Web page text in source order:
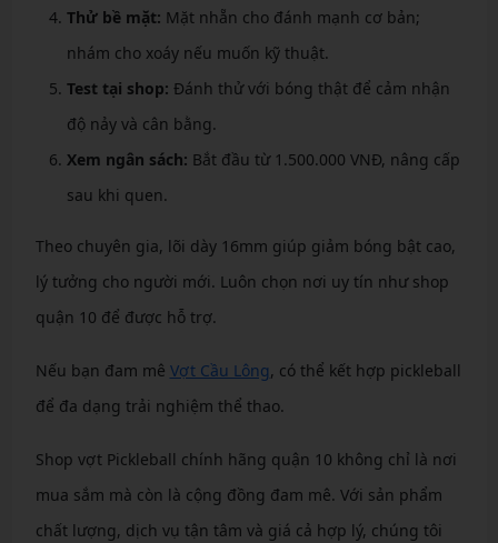
Thử bề mặt: Mặt nhẵn cho đánh mạnh cơ bản;
nhám cho xoáy nếu muốn kỹ thuật.
Test tại shop: Đánh thử với bóng thật để cảm nhận
độ nảy và cân bằng.
Xem ngân sách: Bắt đầu từ 1.500.000 VNĐ, nâng cấp
sau khi quen.
Theo chuyên gia, lõi dày 16mm giúp giảm bóng bật cao,
lý tưởng cho người mới. Luôn chọn nơi uy tín như shop
quận 10 để được hỗ trợ.
Nếu bạn đam mê Vợt Cầu Lông, có thể kết hợp pickleball
để đa dạng trải nghiệm thể thao.
Shop vợt Pickleball chính hãng quận 10 không chỉ là nơi
mua sắm mà còn là cộng đồng đam mê. Với sản phẩm
chất lượng, dịch vụ tận tâm và giá cả hợp lý, chúng tôi